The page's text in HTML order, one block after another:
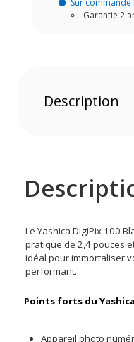
Garantie 2
Description
Le Yashica DigiPix 100
pratique de 2,4 pouces
idéal pour immortaliser
performant.
Points forts du
Appareil photo